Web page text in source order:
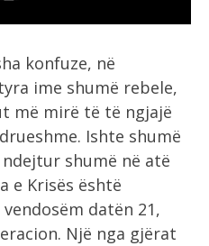
konfuze, në
ime shumë rebele,
më mirë të të ngjajë
Ishte shumë
shumë në atë
e Krisës është
datën 21,
Një nga gjërat